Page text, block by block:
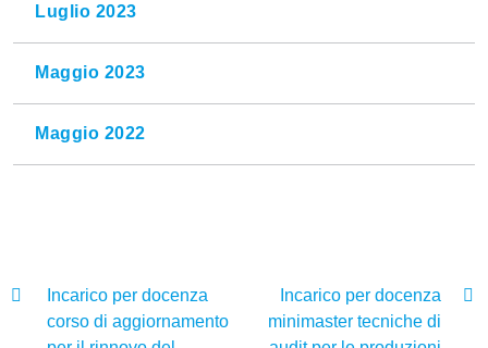
Luglio 2023
Maggio 2023
Maggio 2022
Incarico per docenza
corso di aggiornamento
Incarico per docenza
minimaster tecniche di